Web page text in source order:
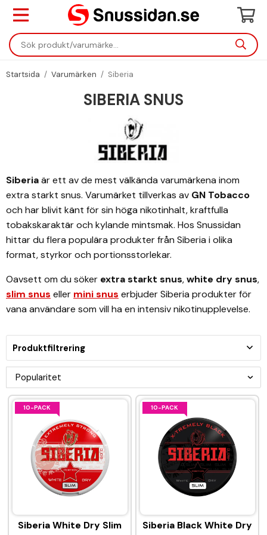
Startsida / Varumärken / Siberia
SIBERIA SNUS
Siberiaär ett av de mest välkända varumärkena inom
extra starkt snus. Varumärket tillverkas av GN Tobacco
och har blivit känt för sin höga nikotinhalt, kraftfulla
tobakskaraktär och kylande mintsmak. Hos Snussidan
hittar du flera populära produkter från Siberia i olika
format, styrkor och portionsstorlekar.
Oavsett om du söker extra starkt snus,white dry snus,
slim snus eller mini snus erbjuder Siberia produkter för
vana användare som vill ha en intensiv nikotinupplevelse.
Produktfiltrering
10-PACK
Siberia White Dry Slim
10-PACK
Siberia Black White Dry